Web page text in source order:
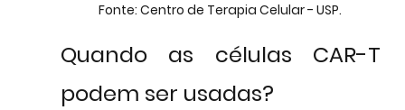
Fonte: Centro de Terapia Celular - USP.
Quando as células CAR-T
podem ser usadas?